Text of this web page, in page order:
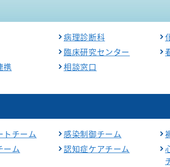
病理診断科
臨床研究センター
携 相談窓口
トチーム 感染制御チーム
ーム 認知症ケアチーム